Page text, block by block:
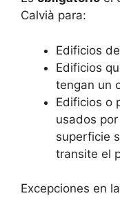
Calvià para:
Edificios
Edificios
tengan un
Edificios o
usados
superficie
transite el
Excepciones en